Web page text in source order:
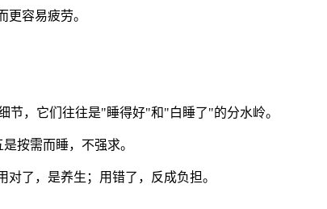
容易疲劳。
节，它们往往是"睡得好"和"白睡了"的分水岭。
按需而睡，不强求。
了，是养生；用错了，反成负担。